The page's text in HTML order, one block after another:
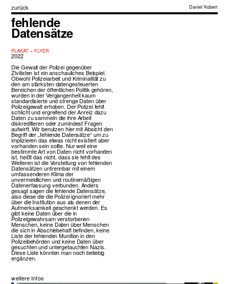
zurück Daniel Kobert
fehlende
Datensätze
PLAKAT + FLYER
2022
Die Gewalt der Polizei gegenüber
Zivilisten ist ein anschauliches Beispiel.
Obwohl Polizeiarbeit und Kriminalität zu
den am stärksten datengesteuerten
Bereichen der öffentlichen Politik gehören,
wurden in der Vergangenheit kaum
standardisierte und strenge Daten über
Polizeigewalt erhoben. Der Polizei fehlt
schlicht und ergreifend der Anreiz dazu
Daten zu sammeln die ihre Arbeit
diskreditieren oder zumindest Fragen
aufwirft. Wir benutzen hier mit Absicht den
Begriff der „fehlende Datensätze“ um zu
implizieren das etwas nicht existiert aber
vorhanden sein sollte. Nur weil eine
bestimmte Art von Daten nicht vorhanden
ist, heißt das nicht, dass sie fehlt des
Weiteren ist die Vorstellung von fehlenden
Datensätzen untrennbar mit einem
umfassenderen Klima der
unvermeidlichen und routinemäßigen
Datenerfassung verbunden. Anders
gesagt sagen die fehlende Datensätze,
also diese die die Polizei ignoriert mehr
über die Institution aus als denen der
Aufmerksamkeit geschenkt werden. Es
gibt keine Daten über die in
Polizeigewahrsam verstorbenen
Menschen, keine Daten über Menschen
die sich in Abschiebehaft befinden, keine
Liste der fehlenden Munition in den
Polizeibehörden und keine Daten über
gesuchten und untergetauchten Nazis.
Diese Liste könnten man noch beliebig
ergänzen.
weitere Infos